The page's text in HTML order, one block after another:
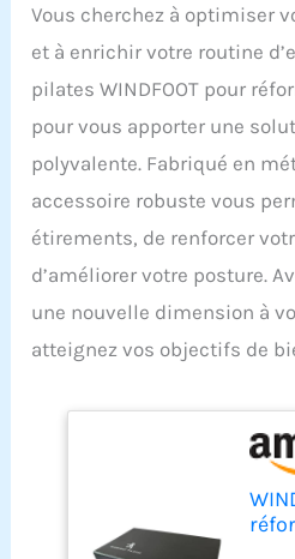
Vous cherchez à optimiser
et à enrichir votre routine
pilates WINDFOOT pour
pour vous apporter une
polyvalente. Fabriqué en
accessoire robuste vous
étirements, de renforcer
d’améliorer votre posture.
une nouvelle dimension à
atteignez vos objectifs de